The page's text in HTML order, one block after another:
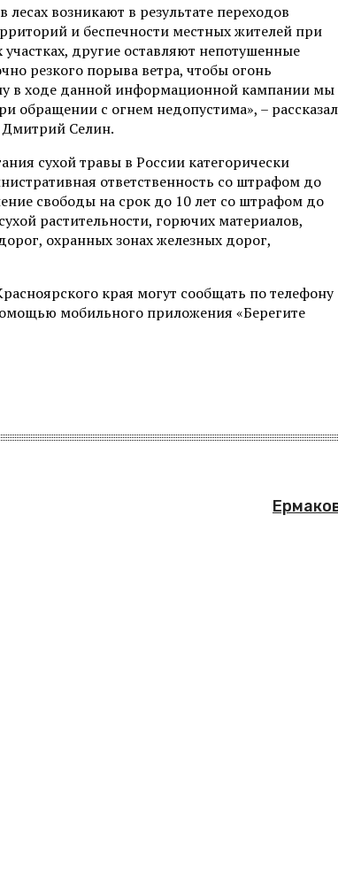
возникают в результате переходов
и беспечности местных жителей при
другие оставляют непотушенные
резкого порыва ветра, чтобы огонь
в ходе данной информационной кампании мы
обращении с огнем недопустима», – рассказал
Дмитрий Селин.
сухой травы в России категорически
ответственность со штрафом до
свободы на срок до 10 лет со штрафом до
растительности, горючих материалов,
охранных зонах железных дорог,
края могут сообщать по телефону
мобильного приложения «Берегите